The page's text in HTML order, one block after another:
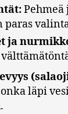
paras
ja
läpi
.